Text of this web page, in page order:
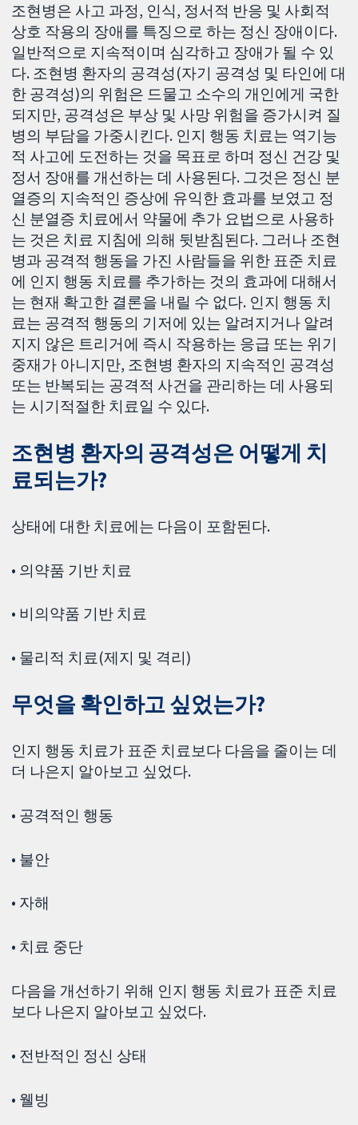
조현병은 사고 과정, 인식, 정서적 반응 및 사회적
상호 작용의 장애를 특징으로 하는 정신 장애이다.
일반적으로 지속적이며 심각하고 장애가 될 수 있
다. 조현병 환자의 공격성(자기 공격성 및 타인에 대
한 공격성)의 위험은 드물고 소수의 개인에게 국한
되지만, 공격성은 부상 및 사망 위험을 증가시켜 질
병의 부담을 가중시킨다. 인지 행동 치료는 역기능
적 사고에 도전하는 것을 목표로 하며 정신 건강 및
정서 장애를 개선하는 데 사용된다. 그것은 정신 분
열증의 지속적인 증상에 유익한 효과를 보였고 정
신 분열증 치료에서 약물에 추가 요법으로 사용하
는 것은 치료 지침에 의해 뒷받침된다. 그러나 조현
병과 공격적 행동을 가진 사람들을 위한 표준 치료
에 인지 행동 치료를 추가하는 것의 효과에 대해서
는 현재 확고한 결론을 내릴 수 없다. 인지 행동 치
료는 공격적 행동의 기저에 있는 알려지거나 알려
지지 않은 트리거에 즉시 작용하는 응급 또는 위기
중재가 아니지만, 조현병 환자의 지속적인 공격성
또는 반복되는 공격적 사건을 관리하는 데 사용되
는 시기적절한 치료일 수 있다.
조현병 환자의 공격성은 어떻게 치
료되는가?
상태에 대한 치료에는 다음이 포함된다.
• 의약품 기반 치료
• 비의약품 기반 치료
• 물리적 치료(제지 및 격리)
무엇을 확인하고 싶었는가?
인지 행동 치료가 표준 치료보다 다음을 줄이는 데
더 나은지 알아보고 싶었다.
• 공격적인 행동
• 불안
• 자해
• 치료 중단
다음을 개선하기 위해 인지 행동 치료가 표준 치료
보다 나은지 알아보고 싶었다.
• 전반적인 정신 상태
• 웰빙